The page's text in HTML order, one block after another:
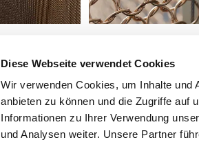
Diese Webseite verwendet Cookies
Wir verwenden Cookies, um Inhalte und
anbieten zu können und die Zugriffe auf
Informationen zu Ihrer Verwendung
und Analysen weiter. Unsere Partner